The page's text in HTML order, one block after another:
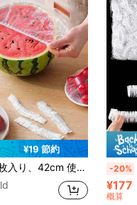
¥19 節約
的使い捨て収縮バッグ、使い捨てシューズカバー、キッチンの厚手の食品ラップ、冷蔵庫の食品カバーに適しています。伸縮性のあるカバー -20%
¥177
概算